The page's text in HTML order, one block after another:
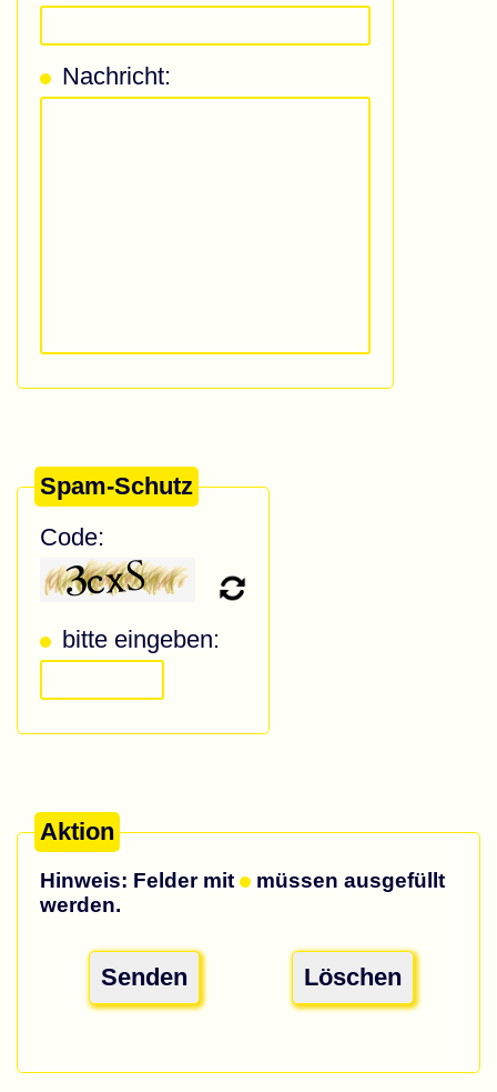
Nachricht:
Spam-Schutz
Code:
bitte eingeben:
Aktion
Hinweis: Felder mit
müssen ausgefüllt
werden.
Senden Löschen